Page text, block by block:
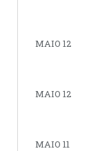
MAIO 12
MAIO 12
MAIO 11